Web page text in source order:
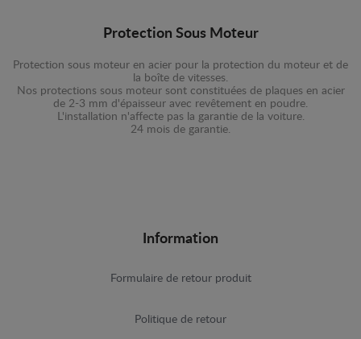
Protection Sous Moteur
Protection sous moteur en acier pour la protection du moteur et de
la boîte de vitesses.
Nos protections sous moteur sont constituées de plaques en acier
de 2-3 mm d'épaisseur avec revêtement en poudre.
L'installation n'affecte pas la garantie de la voiture.
24 mois de garantie.
Information
Formulaire de retour produit
Politique de retour